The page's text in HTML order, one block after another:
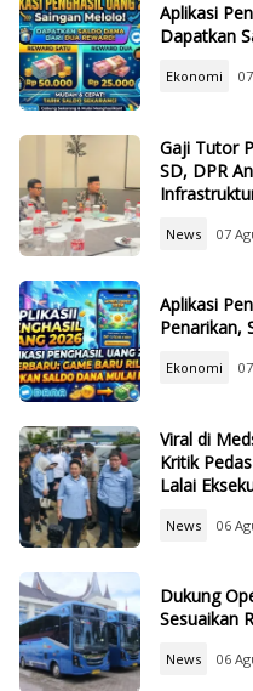
Aplikasi
Dapatkan
Ekonomi
Gaji Tutor
SD, DPR
News 07
Aplikasi
Penarikan,
Ekonomi
Viral di
Kritik
Lalai
News 06
Dukung
Sesuaikan
News 06